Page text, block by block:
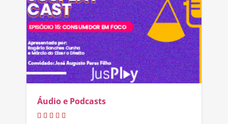
Áudio e Podcasts